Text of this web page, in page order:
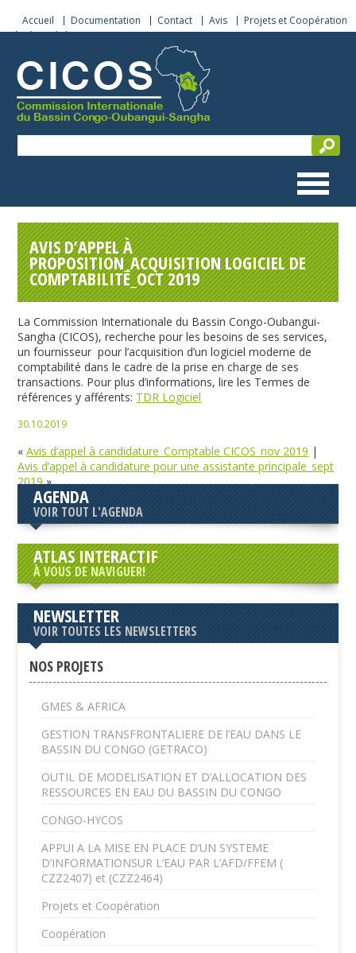
Accueil Documentation Contact Avis
Projets et Coopération
Sécurité de navigation
AVIS D’APPEL À
PROPOSITION_ACQUISITION LOGICIEL DE
COMPTABILITÉ_OCT 2019
La Commission Internationale du Bassin Congo-Oubangui-
Sangha (CICOS), recherche pour les besoins de ses services,
un fournisseur pour l’acquisition d’un logiciel moderne de
comptabilité dans le cadre de la prise en charge de ses
transactions. Pour plus d’informations, lire les Termes de
références y afférents: TDR Logiciel
30.10.2019
«Avis d’appel à candidature_Comptable CICOS_nov 2019 |
Avis d’appel à candidature pour une assistante principale_sept
2019»
AGENDA
VOIR TOUT L'AGENDA
ATLAS INTERACTIF
À VOUS DE NAVIGUER!
NEWSLETTER
VOIR TOUTES LES NEWSLETTERS
NOS PROJETS
GMES & AFRICA
GESTION TRANSFRONTALIERE DE l’EAU DANS LE
BASSIN DU CONGO (GETRACO)
OUTIL DE MODELISATION ET D’ALLOCATION DES
RESSOURCES EN EAU DU BASSIN DU CONGO
CONGO-HYCOS
APPUI A LA MISE EN PLACE D’UN SYSTEME
D’INFORMATIONSUR L’EAU PAR L’AFD/FFEM (
CZZ2407) et (CZZ2464)
Projets et Coopération
Coopération